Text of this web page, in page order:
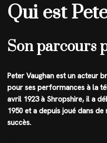
Qui est
Son parcours
Peter Vaughan est un acteur
pour ses performances à la
avril 1923 à Shropshire, il a
1950 et a depuis joué dans
succès.